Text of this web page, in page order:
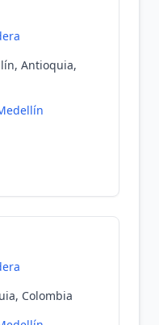
Antioquia,
Colombia